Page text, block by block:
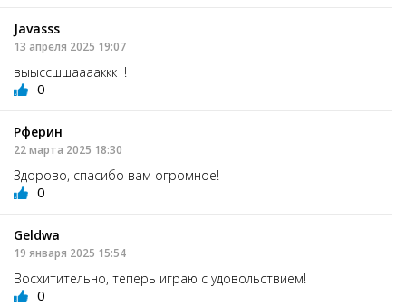
Javasss
13 апреля 2025 19:07
выыссшшааааккк !
0
Рферин
22 марта 2025 18:30
Здорово, спасибо вам огромное!
0
Geldwa
19 января 2025 15:54
Восхитительно, теперь играю с удовольствием!
0